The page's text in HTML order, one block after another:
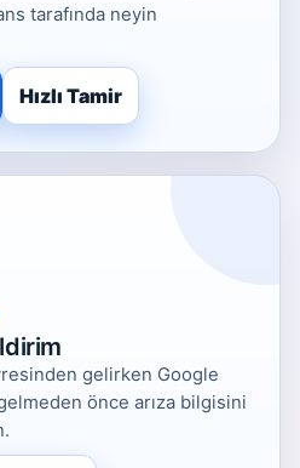
tarafında neyin
Hızlı Tamir
gelirken Google
önce arıza bilgisini